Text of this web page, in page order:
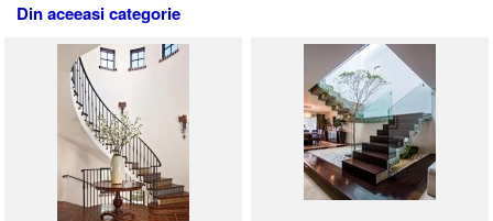
Din aceeasi categorie